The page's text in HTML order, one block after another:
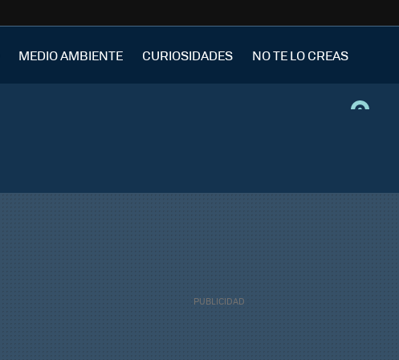
MEDIO AMBIENTE CURIOSIDADES NO TE LO CREAS